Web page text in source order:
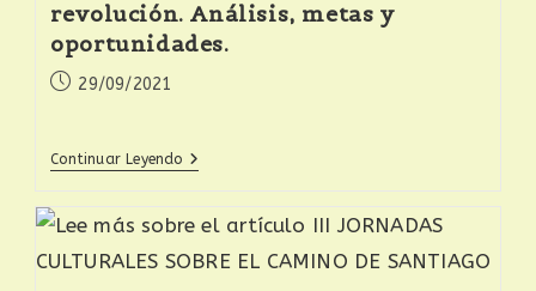
revolución. Análisis, metas y
oportunidades.
29/09/2021
Continuar Leyendo